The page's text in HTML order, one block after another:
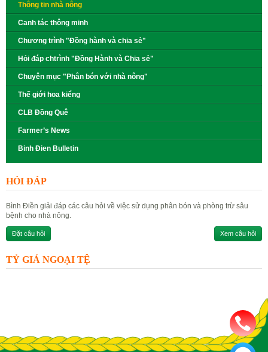
Thông tin nhà nông
Canh tác thông minh
Chương trình "Đồng hành và chia sẻ"
Hỏi đáp chtrình "Đồng Hành và Chia sẻ"
Chuyên mục "Phân bón với nhà nông"
Thế giới hoa kiểng
CLB Đồng Quê
Farmer’s News
Binh Đien Bulletin
HỎI ĐÁP
Bình Điền giải đáp các câu hỏi về việc sử dụng phân bón và phòng trừ sâu
bệnh cho nhà nông.
Đặt câu hỏi Xem câu hỏi
TỶ GIÁ NGOẠI TỆ